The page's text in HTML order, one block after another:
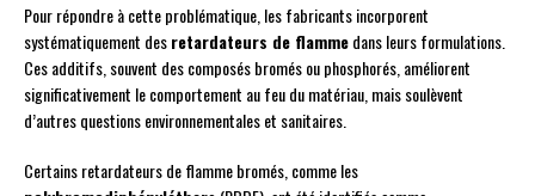
Pour répondre à cette problématique, les fabricants incorporent
systématiquement desretardateurs de flammedans leurs formulations.
Ces additifs, souvent des composés bromés ou phosphorés, améliorent
significativement le comportement au feu du matériau, mais soulèvent
d’autres questions environnementales et sanitaires.
Certains retardateurs de flamme bromés, comme les